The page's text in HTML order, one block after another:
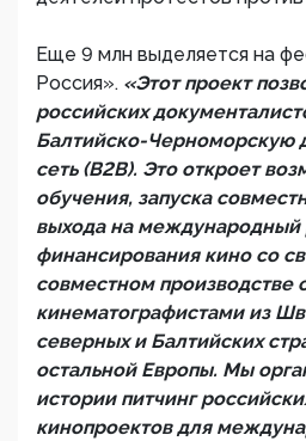
Еще 9 млн выделяется на
Россия». «Этот проект
российских
Балтийско-Черноморскую
сеть (B2B). Это откроет
обучения, запуска
выхода на международный
финансирования кино со
совместном производстве
кинематографистами из
северных и Балтийских
остальной Европы. Мы
истории питчинг
кинопроектов для